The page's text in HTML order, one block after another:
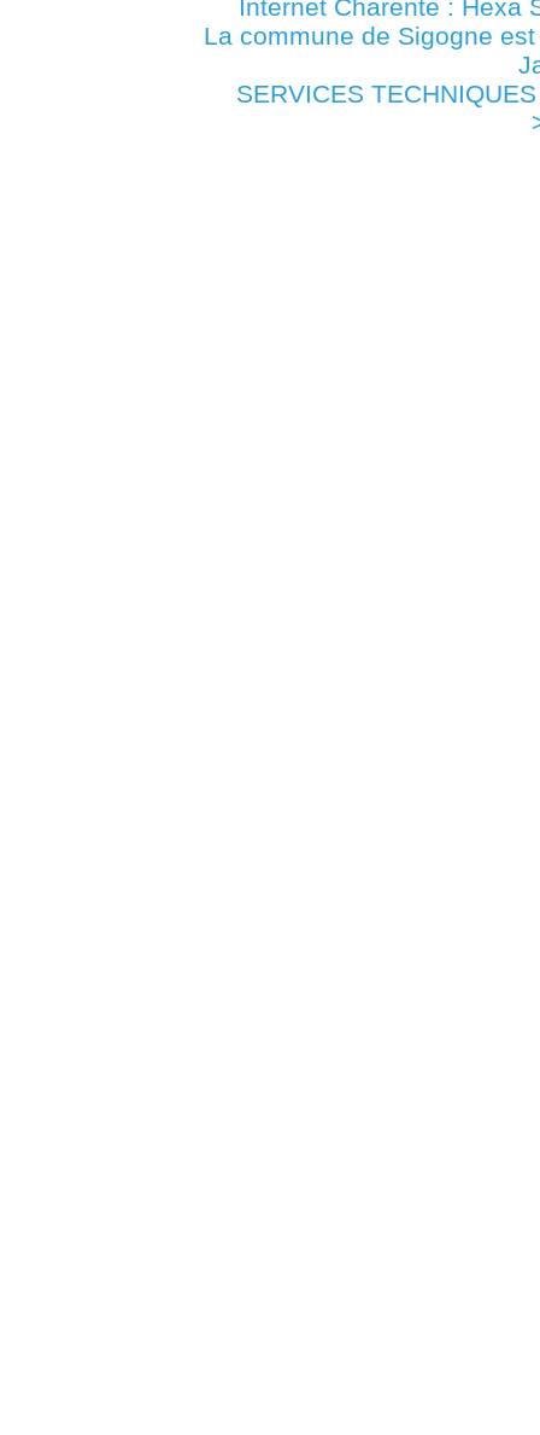
Internet Charente : Hexa
La commune de Sigogne
SERVICES